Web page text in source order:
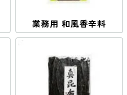
業務用 和風香辛料